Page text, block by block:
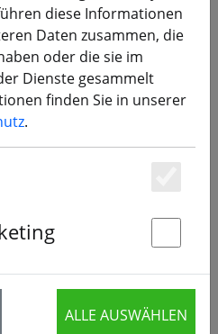
Antenne SMA
diese Informationen
Daten zusammen, die
oder die sie im
Dienste gesammelt
finden Sie in unserer
.
ALLE AUSWÄHLEN